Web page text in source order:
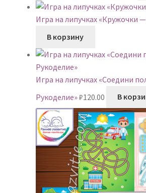
Игра на липучках «Кружочки
В корзину
Игра на липучках «Соедини
Рукоделие»₽120.00 В